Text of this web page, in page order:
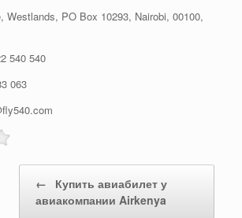
Westlands, PO Box 10293, Nairobi, 00100,
540 540
063
←
Купить авиабилет у
авиакомпании Airkenya